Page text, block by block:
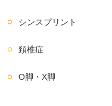
シンスプリント
頚椎症
O脚・X脚